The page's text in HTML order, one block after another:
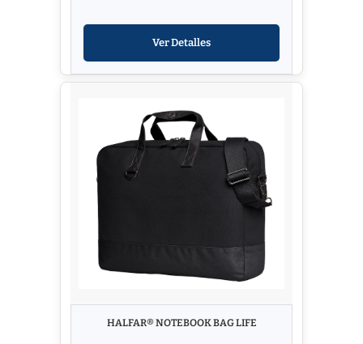
Ver Detalles
HALFAR® NOTEBOOK BAG LIFE